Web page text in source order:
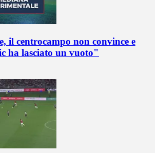
il centrocampo non convince e
ha lasciato un vuoto"